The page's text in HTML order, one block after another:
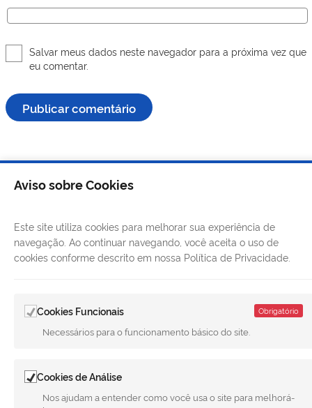
Salvar meus dados neste navegador para a próxima vez que
eu comentar.
LINKS ÚTEIS
MUNICÍPIO DE MERIDIANO
Aviso sobre Cookies
Este site utiliza cookies para melhorar sua experiência de
navegação. Ao continuar navegando, você aceita o uso de
cookies conforme descrito em nossa Política de Privacidade.
Cookies Funcionais Obrigatório
Necessários para o funcionamento básico do site.
Cookies de Análise
Nos ajudam a entender como você usa o site para melhorá-